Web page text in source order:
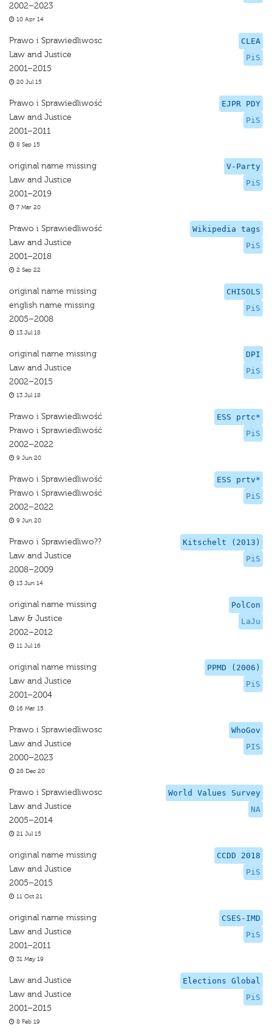
2002–2023
10 Apr 14
CLEA
PiS
Prawo i Sprawiedliwosc
Law and Justice
2001–2015
20 Jul 15
EJPR PDY
PiS
Prawo i Sprawiedliwość
Law and Justice
2001–2011
8 Sep 15
V-Party
PiS
original name missing
Law and Justice
2001–2019
7 Mar 20
Wikipedia tags
PiS
Prawo i Sprawiedliwość
Law and Justice
2001–2018
2 Sep 22
CHISOLS
PiS
original name missing
english name missing
2005–2008
13 Jul 18
DPI
PiS
original name missing
Law and Justice
2002–2015
13 Jul 18
ESS prtc*
PiS
Prawo i Sprawiedliwość
Prawo i Sprawiedliwość
2002–2022
9 Jun 20
ESS prtv*
PiS
Prawo i Sprawiedliwość
Prawo i Sprawiedliwość
2002–2022
9 Jun 20
Kitschelt (2013)
PiS
Prawo i Sprawiedliwo??
Law and Justice
2008–2009
13 Jun 14
PolCon
LaJu
original name missing
Law & Justice
2002–2012
11 Jul 16
PPMD (2006)
PiS
original name missing
Law and Justice
2001–2004
16 Mar 15
WhoGov
PIS
Prawo i Sprawiedliwosc
Law and Justice
2000–2023
28 Dec 20
World Values Survey
NA
Prawo i Sprawiedliwosc
Law and Justice
2005–2014
21 Jul 15
CCDD 2018
PiS
original name missing
Law and Justice
2005–2015
11 Oct 21
CSES-IMD
PiS
original name missing
Law and Justice
2001–2011
31 May 19
Elections Global
PiS
Law and Justice
Law and Justice
2001–2015
8 Feb 19